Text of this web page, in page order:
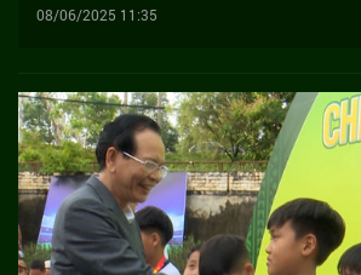
08/06/2025 11:35